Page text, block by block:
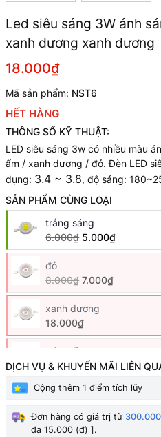
Led siêu sáng 3W ánh
xanh dương xanh dương
18.000₫
Mã sản phẩm: NST6
HẾT HÀNG
THÔNG SỐ KỸ THUẬT:
LED siêu sáng 3w có nhiều màu
ấm / xanh dương / đỏ. Đèn LED
dụng: 3.4 ~ 3.8, độ sáng:
SẢN PHẨM CÙNG LOẠI
trắng sáng
6.000₫ 5.000₫
đỏ
8.000₫ 7.000₫
xanh dương
18.000₫
trắng ấm
6.000₫ 5.000₫
DỊCH VỤ & KHUYẾN MÃI LIÊN
Cộng thêm 1 điểm tích lũy
Đơn hàng có giá trị từ
đa 15.000 (đ) ].